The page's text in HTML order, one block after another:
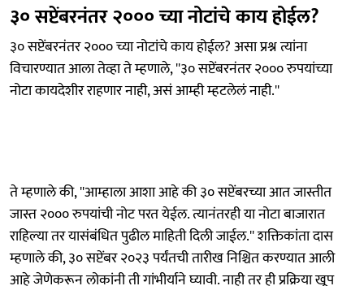
३० सप्टेंबरनंतर २००० च्या नोटांचे काय होईल?
३० सप्टेंबरनंतर २००० च्या नोटांचे काय होईल? असा प्रश्न त्यांना
विचारण्यात आला तेव्हा ते म्हणाले, ''३० सप्टेंबरनंतर २००० रुपयांच्या
नोटा कायदेशीर राहणार नाही, असं आम्ही म्हटलेलं नाही.''
ते म्हणाले की, ''आम्हाला आशा आहे की ३० सप्टेंबरच्या आत जास्तीत
जास्त २००० रुपयांची नोट परत येईल. त्यानंतरही या नोटा बाजारात
राहिल्या तर यासंबंधित पुढील माहिती दिली जाईल.'' शक्तिकांता दास
म्हणाले की, ३० सप्टेंबर २०२३ पर्यंतची तारीख निश्चित करण्यात आली
आहे जेणेकरून लोकांनी ती गांभीर्याने घ्यावी. नाही तर ही प्रक्रिया खूप